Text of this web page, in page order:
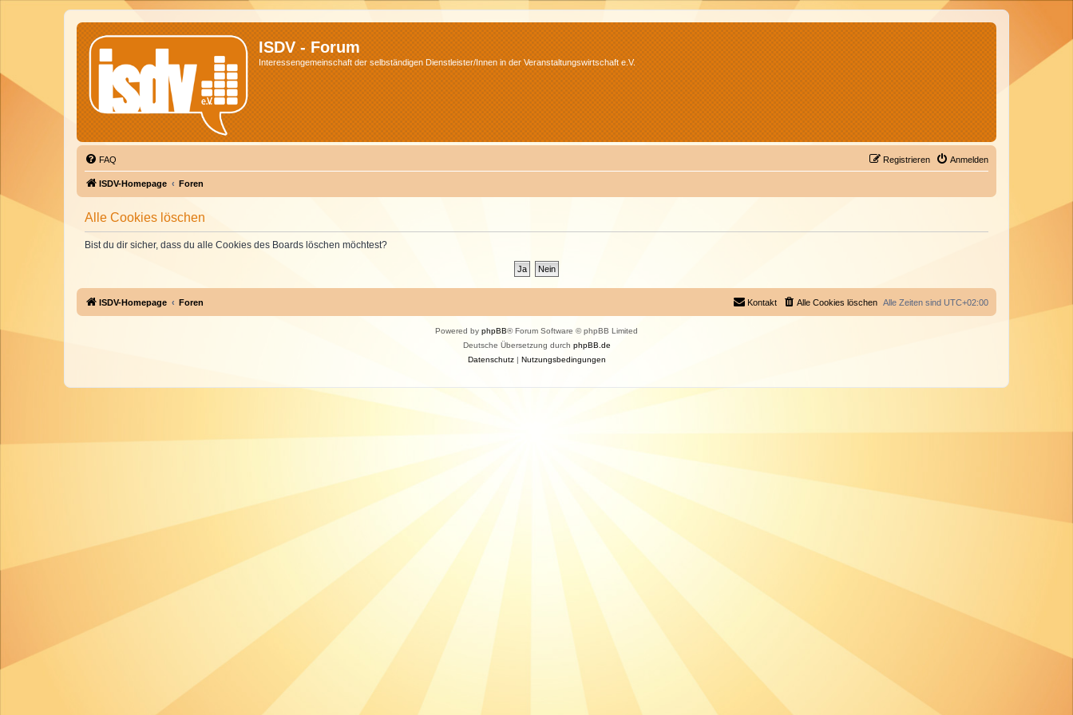
ISDV - Forum
Interessengemeinschaft der selbständigen Dienstleister/Innen in der Veranstaltungswirtschaft e.V.
FAQ Anmelden
Registrieren
ISDV-Homepage Foren
Alle Cookies löschen
Bist du dir sicher, dass du alle Cookies des Boards löschen möchtest?
ISDV-Homepage Foren Alle Zeiten sind UTC+02:00
Alle Cookies löschen
Kontakt
Powered by phpBB® Forum Software © phpBB Limited
Deutsche Übersetzung durch phpBB.de
Datenschutz| Nutzungsbedingungen